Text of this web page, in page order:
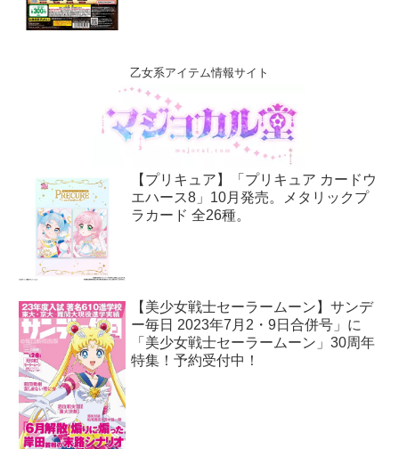
乙女系アイテム情報サイト
【プリキュア】「プリキュア カードウ
エハース8」10月発売。メタリックプ
ラカード 全26種。
【美少女戦士セーラームーン】サンデ
ー毎日 2023年7月2・9日合併号」に
「美少女戦士セーラームーン」30周年
特集！予約受付中！